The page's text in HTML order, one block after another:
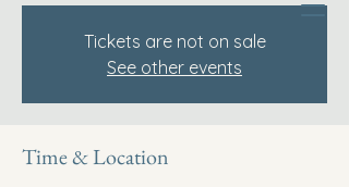
Tickets are not on sale
See other events
Time & Location